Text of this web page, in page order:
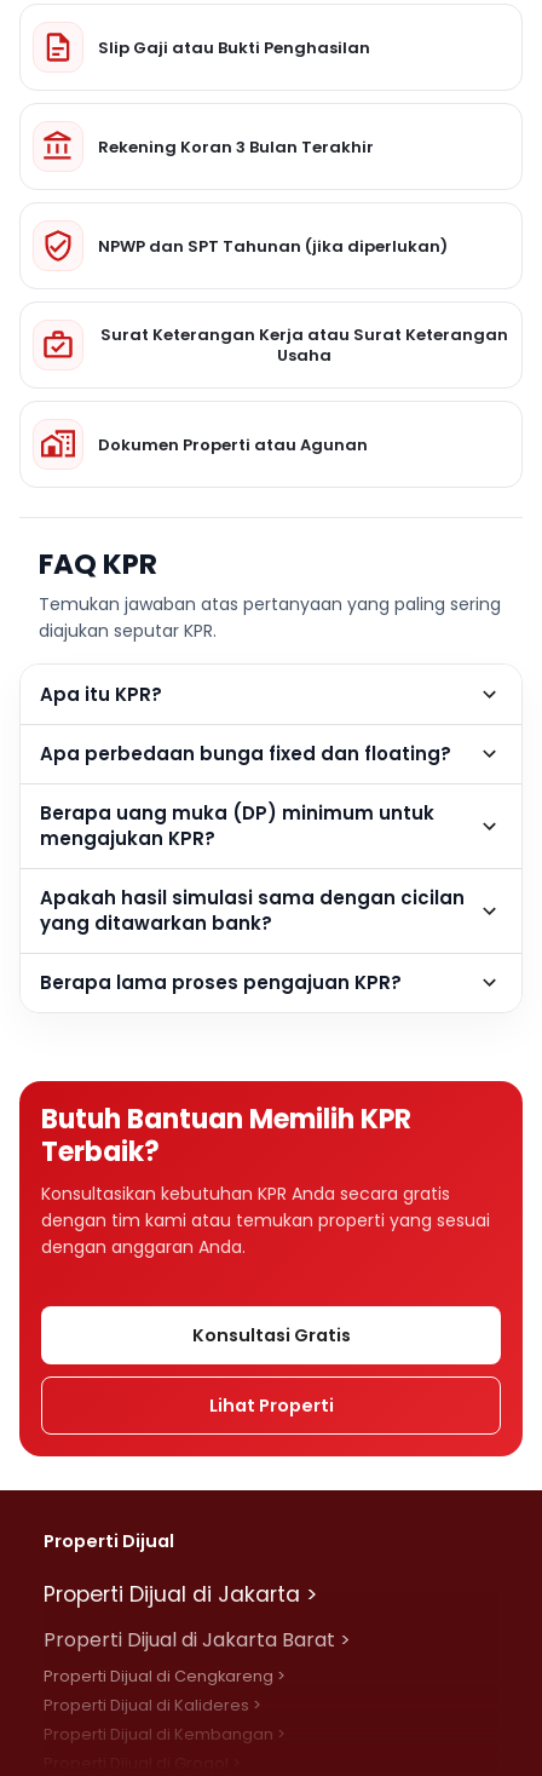
Slip Gaji atau Bukti Penghasilan
Rekening Koran 3 Bulan Terakhir
NPWP dan SPT Tahunan (jika diperlukan)
Surat Keterangan Kerja atau Surat Keterangan
Usaha
Dokumen Properti atau Agunan
FAQ KPR
Temukan jawaban atas pertanyaan yang paling sering
diajukan seputar KPR.
Apa itu KPR?
Apa perbedaan bunga fixed dan floating?
Berapa uang muka (DP) minimum untuk
mengajukan KPR?
Apakah hasil simulasi sama dengan cicilan
yang ditawarkan bank?
Berapa lama proses pengajuan KPR?
Butuh Bantuan Memilih KPR
Terbaik?
Konsultasikan kebutuhan KPR Anda secara gratis
dengan tim kami atau temukan properti yang sesuai
dengan anggaran Anda.
Konsultasi Gratis
Lihat Properti
Properti Dijual
Properti Dijual di Jakarta >
Properti Dijual di Jakarta Barat >
Properti Dijual di Cengkareng >
Properti Dijual di Kalideres >
Properti Dijual di Kembangan >